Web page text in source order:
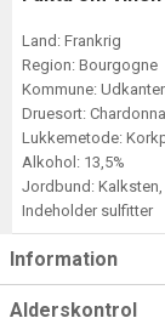
Land: Frankrig
Region: Bourgogne
Kommune:
Druesort:
Lukkemetode:
Alkohol: 13,5%
Jordbund: Kalksten,
Indeholder sulfitter
Information
Alderskontrol